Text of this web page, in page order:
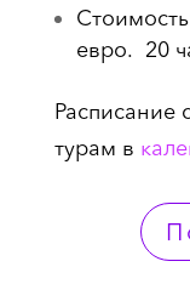
евро. 20
Расписание
турам в